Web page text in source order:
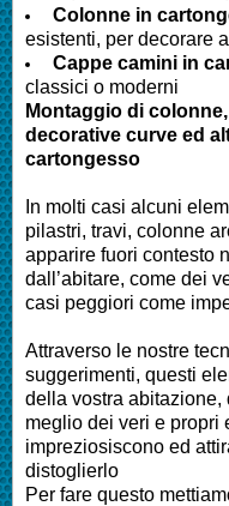
Colonne in
esistenti, per decorare
Cappe camini in
classici o moderni
Montaggio di
decorative curve ed
cartongesso
In molti casi alcuni
pilastri, travi, colonne
apparire fuori contesto
dall’abitare, come dei
casi peggiori come
Attraverso le nostre
suggerimenti, questi
della vostra abitazione,
meglio dei veri e propri
impreziosiscono ed
distoglierlo
Per fare questo